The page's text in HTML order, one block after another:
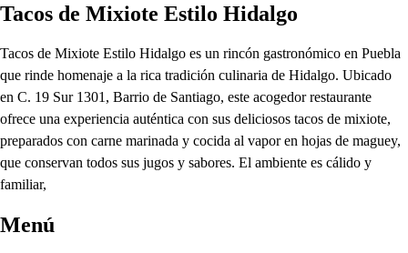
Tacos de Mixiote Estilo Hidalgo
Tacos de Mixiote Estilo Hidalgo es un rincón gastronómico en Puebla
que rinde homenaje a la rica tradición culinaria de Hidalgo. Ubicado
en C. 19 Sur 1301, Barrio de Santiago, este acogedor restaurante
ofrece una experiencia auténtica con sus deliciosos tacos de mixiote,
preparados con carne marinada y cocida al vapor en hojas de maguey,
que conservan todos sus jugos y sabores. El ambiente es cálido y
familiar,
Menú